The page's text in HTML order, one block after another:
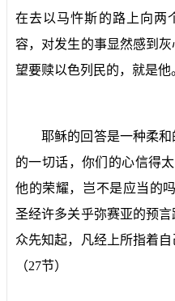
在去以马忤斯的路上向两
容，对发生的事显然感到
望要赎以色列民的，就是他
耶稣的回答是一种柔
的一切话，你们的心信得
他的荣耀，岂不是应当的
圣经许多关乎弥赛亚的预
众先知起，凡经上所指着
（27节）